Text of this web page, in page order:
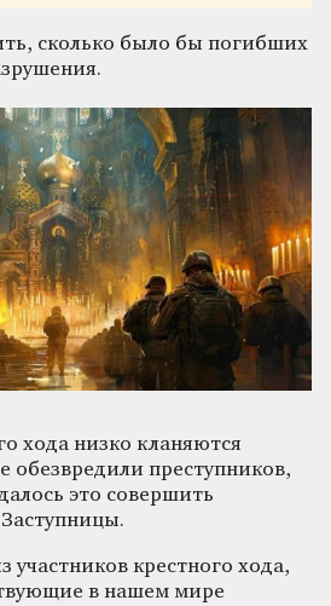
сколько было бы погибших
хода низко кланяются
обезвредили преступников,
это совершить
участников крестного хода,
в нашем мире